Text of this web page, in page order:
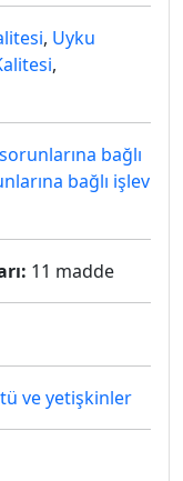
, Uyku
,
bağlı
bağlı işlev
11 madde
ve yetişkinler